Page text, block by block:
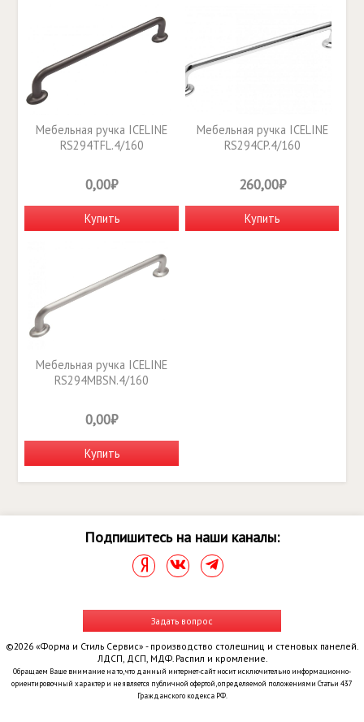
Мебельная ручка ICELINE
RS294TFL.4/160
0,00₽
Купить
Мебельная ручка ICELINE
RS294CP.4/160
260,00₽
Купить
Мебельная ручка ICELINE
RS294MBSN.4/160
0,00₽
Купить
Подпишитесь на наши каналы:
Задать вопрос
©2026 «Форма и Стиль Сервис» - производство столешниц и стеновых панелей.
ЛДСП, ДСП, МДФ. Распил и кромление.
Обращаем Ваше внимание на то, что данный интернет-сайт носит исключительно информационно-
ориентировочный характер и не является публичной офертой, определяемой положениями Статьи 437
Гражданского кодекса РФ.